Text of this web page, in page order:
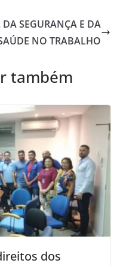
SEGURANÇA E DA
NO TRABALHO
também
dos